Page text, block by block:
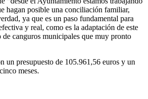
hagan posible una conciliación familiar,
ya que es un paso fundamental para
y real, como es la adaptación de este
canguros municipales que muy pronto
un presupuesto de 105.961,56 euros y un
meses.